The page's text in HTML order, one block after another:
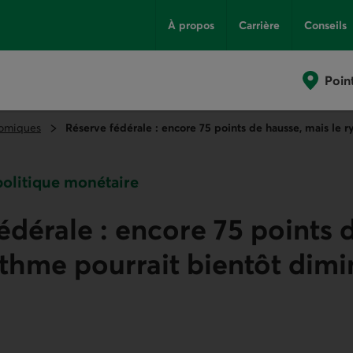
À propos Carrière Conseils
Réserve fédérale : encore 75 points de hausse, mais
monétaire
: encore 75 points
pourrait bientôt